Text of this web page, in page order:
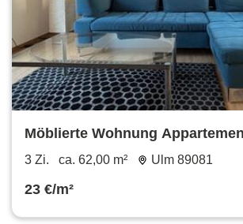
Möblierte Wohnung
Terrasse Ulm Söflingen
3 Zi. ca. 62,00 m² Ulm 89081
23 €/m²